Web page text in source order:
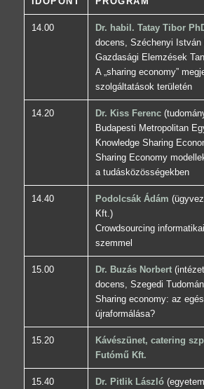
14.00 Dr. habil. Tatay Tibor
docens, Széchenyi István
Gazdasági Elemzések
A „sharing economy”
szolgáltatások területén
14.20 Dr. Kiss Ferenc
Budapesti Metropolitan
Knowledge Sharing
Sharing Economy
a tudásközösségekben
14.40 Podolcsák Ádám
Kft.)
Crowdsourcing
szemmel
15.00 Dr. Buzás Norbert
docens, Szegedi
Sharing economy: az
újraformálása?
15.20
Kávészünet, catering
Futómű Kft.
15.40 Dr. Pitlik László